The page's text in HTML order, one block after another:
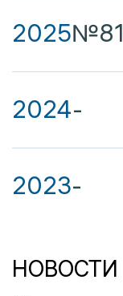
2025№81
2024-
2023-
НОВОСТИ